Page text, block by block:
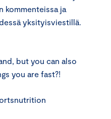
kommenteissa ja
yksityisviestillä.
but you can also
you are fast?!